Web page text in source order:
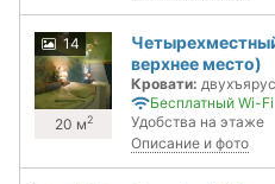
14
20 м2
верхнее место)
Кровати:
Бесплатный Wi-Fi
Удобства на этаже
Описание и фото